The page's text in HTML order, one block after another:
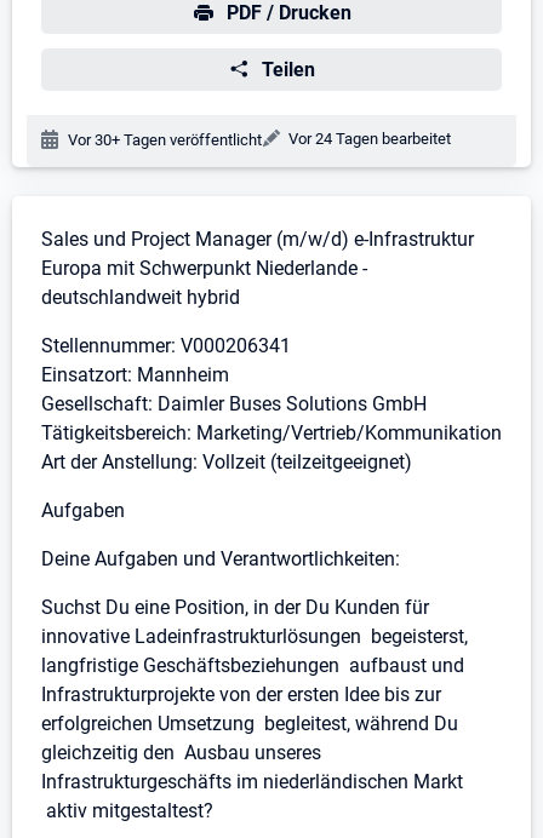
PDF / Drucken
Teilen
Veröffentlichungsdatum:
Vor 30+ Tagen veröffentlicht Änderungsdatum:
Vor 24 Tagen bearbeitet
Stellenbeschreibung
Sales und Project Manager (m/w/d) e-Infrastruktur
Europa mit Schwerpunkt Niederlande -
deutschlandweit hybrid
Stellennummer: V000206341
Einsatzort: Mannheim
Gesellschaft: Daimler Buses Solutions GmbH
Tätigkeitsbereich: Marketing/Vertrieb/Kommunikation
Art der Anstellung: Vollzeit (teilzeitgeeignet)
Aufgaben
Deine Aufgaben und Verantwortlichkeiten:
Suchst Du eine Position, in der Du Kunden für
innovative Ladeinfrastrukturlösungen begeisterst,
langfristige Geschäftsbeziehungen aufbaust und
Infrastrukturprojekte von der ersten Idee bis zur
erfolgreichen Umsetzung begleitest, während Du
gleichzeitig den Ausbau unseres
Infrastrukturgeschäfts im niederländischen Markt
aktiv mitgestaltest?